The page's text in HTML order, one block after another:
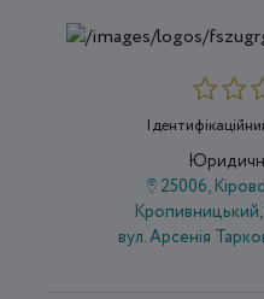
25006,
вул. Арсенія